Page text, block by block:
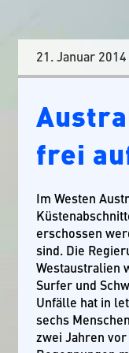
21. Januar 2014
frei
Im Westen
erschossen
sind. Die
Westaustralien
Surfer und
Unfälle hat in
sechs
zwei Jahren